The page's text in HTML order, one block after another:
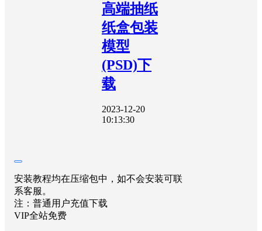
高端抽纸
纸盒包装
模型
(PSD)下
载
2023-12-20
10:13:30
安装教程均在压缩包中，如不会安装可联
系客服。
注：普通用户充值下载
VIP全站免费